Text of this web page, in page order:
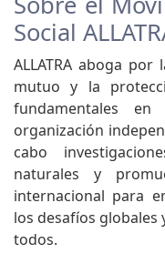
Social
ALLATRA aboga
mutuo y la
fundamentales
organización
cabo
naturales y
internacional para
los desafíos
todos.